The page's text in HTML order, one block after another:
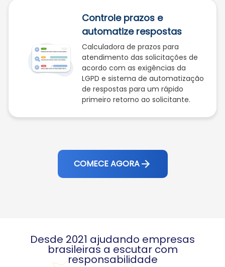
Controle prazos e
automatize respostas
Calculadora de prazos para
atendimento das solicitações de
acordo com as exigências da
LGPD e sistema de automatização
de respostas para um rápido
primeiro retorno ao solicitante.
COMECE AGORA
Desde 2021 ajudando empresas
brasileiras a escutar com
responsabilidade